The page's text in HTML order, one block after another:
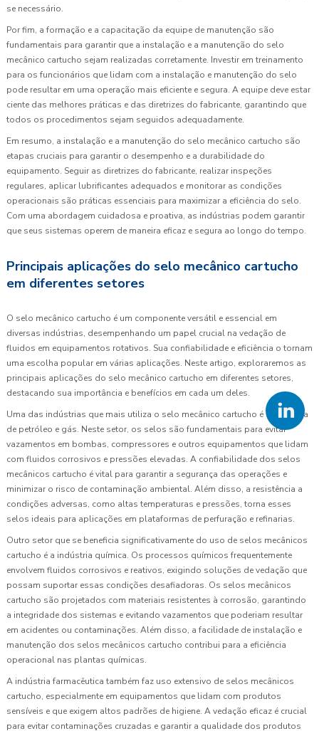
se necessário.
Por fim, a formação e a capacitação da equipe de manutenção são
fundamentais para garantir que a instalação e a manutenção do selo
mecânico cartucho sejam realizadas corretamente. Investir em treinamento
para os funcionários que lidam com a instalação e manutenção do selo
pode resultar em uma operação mais eficiente e segura. A equipe deve estar
ciente das melhores práticas e das diretrizes do fabricante, garantindo que
todos os procedimentos sejam seguidos adequadamente.
Em resumo, a instalação e a manutenção do selo mecânico cartucho são
etapas cruciais para garantir o desempenho e a durabilidade do
equipamento. Seguir as diretrizes do fabricante, realizar inspeções
regulares, aplicar lubrificantes adequados e monitorar as condições
operacionais são práticas essenciais para maximizar a eficiência do selo.
Com uma abordagem cuidadosa e proativa, as indústrias podem garantir
que seus sistemas operem de maneira eficaz e segura ao longo do tempo.
Principais aplicações do selo mecânico cartucho
em diferentes setores
O selo mecânico cartucho é um componente versátil e essencial em
diversas indústrias, desempenhando um papel crucial na vedação de
fluidos em equipamentos rotativos. Sua confiabilidade e eficiência o tornam
uma escolha popular em várias aplicações. Neste artigo, exploraremos as
principais aplicações do selo mecânico cartucho em diferentes setores,
destacando sua importância e benefícios em cada um deles.
Uma das indústrias que mais utiliza o selo mecânico cartucho é a indústria
de petróleo e gás. Neste setor, os selos são fundamentais para evitar
vazamentos em bombas, compressores e outros equipamentos que lidam
com fluidos corrosivos e pressões elevadas. A confiabilidade dos selos
mecânicos cartucho é vital para garantir a segurança das operações e
minimizar o risco de contaminação ambiental. Além disso, a resistência a
condições adversas, como altas temperaturas e pressões, torna esses
selos ideais para aplicações em plataformas de perfuração e refinarias.
Outro setor que se beneficia significativamente do uso de selos mecânicos
cartucho é a indústria química. Os processos químicos frequentemente
envolvem fluidos corrosivos e reativos, exigindo soluções de vedação que
possam suportar essas condições desafiadoras. Os selos mecânicos
cartucho são projetados com materiais resistentes à corrosão, garantindo
a integridade dos sistemas e evitando vazamentos que poderiam resultar
em acidentes ou contaminações. Além disso, a facilidade de instalação e
manutenção dos selos mecânicos cartucho contribui para a eficiência
operacional nas plantas químicas.
A indústria farmacêutica também faz uso extensivo de selos mecânicos
cartucho, especialmente em equipamentos que lidam com produtos
sensíveis e que exigem altos padrões de higiene. A vedação eficaz é crucial
para evitar contaminações cruzadas e garantir a qualidade dos produtos